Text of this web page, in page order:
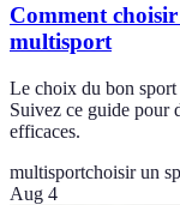
Comment
multisport
Le choix du bon sport
Suivez ce guide pour
efficaces.
multisportchoisir un
Aug 4